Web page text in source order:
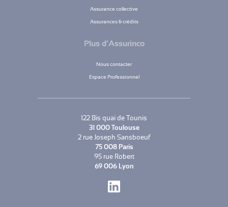
Assurance collective
Assurances & crédits
Plus d’Assurinco
Nous contacter
Espace Professionnel
122 Bis quai de Tounis
31 000 Toulouse
2 rue Joseph Sansboeuf
75 008 Paris
95 rue Robert
69 006 Lyon
LinkedIn